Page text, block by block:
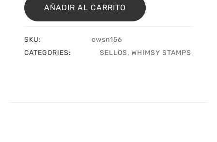
Sketched
Elephants
cantidad
AÑADIR AL CARRITO
SKU:
cwsn156
CATEGORIES:
SELLOS, WHIMSY STAMPS